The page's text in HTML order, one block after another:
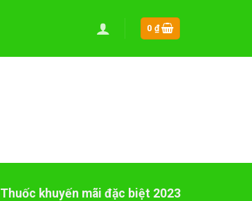
0 ₫
Thuốc khuyến mãi đặc biệt 2023